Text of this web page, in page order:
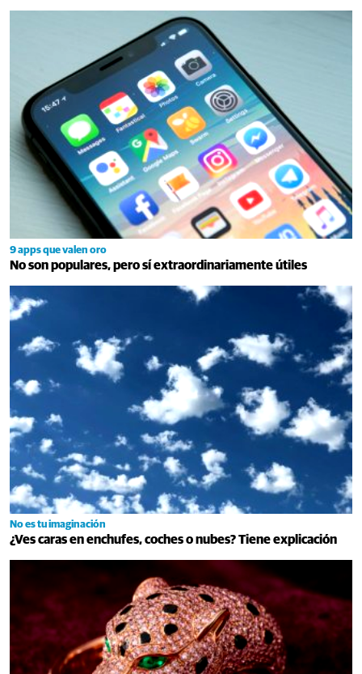
9 apps que valen oro
No son populares, pero sí extraordinariamente útiles
No es tu imaginación
¿Ves caras en enchufes, coches o nubes? Tiene explicación